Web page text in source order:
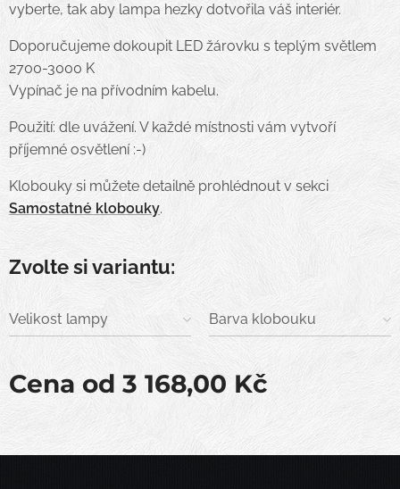
bílo/stříbrný, zlatý, bílý
černo/zlatý, stříbrný
vyberte, tak aby lampa hezky dotvořila váš interiér.
Doporučujeme dokoupit LED žárovku s teplým světlem
2700-3000 K
Vypínač je na přívodním kabelu.
Použití: dle uvážení. V každé místnosti vám vytvoří
příjemné osvětlení :-)
Klobouky si můžete detailně prohlédnout v sekci
Samostatné klobouky.
Zvolte si variantu:
Velikost lampy Barva klobouku
Cena od 3 168,00Kč